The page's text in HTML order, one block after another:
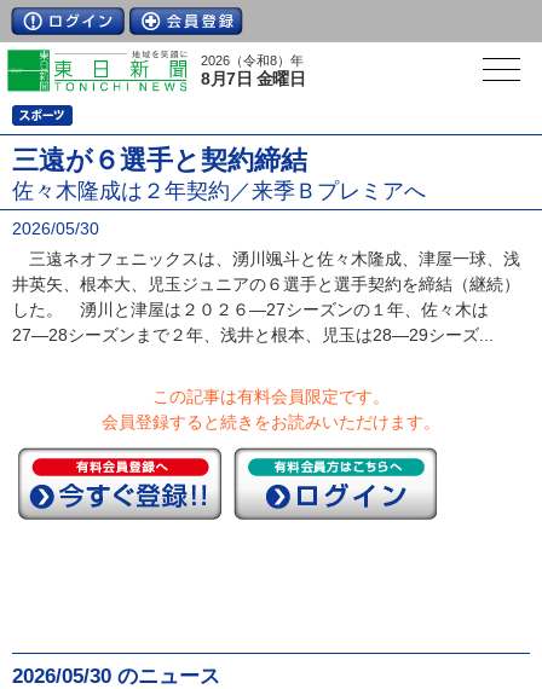
2026（令和8）年
8月7日 金曜日
三遠が６選手と契約締結
佐々木隆成は２年契約／来季Ｂプレミアへ
2026/05/30
三遠ネオフェニックスは、湧川颯斗と佐々木隆成、津屋一球、浅
井英矢、根本大、児玉ジュニアの６選手と選手契約を締結（継続）
した。 湧川と津屋は２０２６―27シーズンの１年、佐々木は
27―28シーズンまで２年、浅井と根本、児玉は28―29シーズ...
この記事は有料会員限定です。
会員登録すると続きをお読みいただけます。
2026/05/30 のニュース